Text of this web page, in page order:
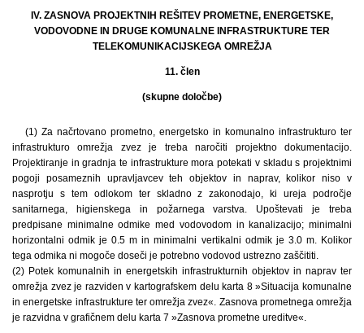
IV. ZASNOVA PROJEKTNIH REŠITEV PROMETNE, ENERGETSKE,
VODOVODNE IN DRUGE KOMUNALNE INFRASTRUKTURE TER
TELEKOMUNIKACIJSKEGA OMREŽJA
11. člen
(skupne določbe)
(1) Za načrtovano prometno, energetsko in komunalno infrastrukturo ter
infrastrukturo omrežja zvez je treba naročiti projektno dokumentacijo.
Projektiranje in gradnja te infrastrukture mora potekati v skladu s projektnimi
pogoji posameznih upravljavcev teh objektov in naprav, kolikor niso v
nasprotju s tem odlokom ter skladno z zakonodajo, ki ureja področje
sanitarnega, higienskega in požarnega varstva. Upoštevati je treba
predpisane minimalne odmike med vodovodom in kanalizacijo; minimalni
horizontalni odmik je 0.5 m in minimalni vertikalni odmik je 3.0 m. Kolikor
tega odmika ni mogoče doseči je potrebno vodovod ustrezno zaščititi.
(2) Potek komunalnih in energetskih infrastrukturnih objektov in naprav ter
omrežja zvez je razviden v kartografskem delu karta 8 »Situacija komunalne
in energetske infrastrukture ter omrežja zvez«. Zasnova prometnega omrežja
je razvidna v grafičnem delu karta 7 »Zasnova prometne ureditve«.